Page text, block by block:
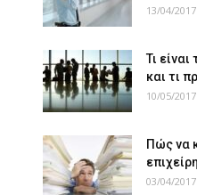
13/04/2017
Τι
και τι
10/05/2017
Πώς να
03/04/2017